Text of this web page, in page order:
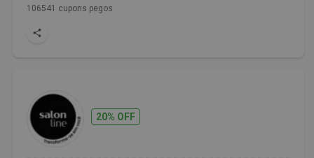
106541 cupons pegos
20% OFF